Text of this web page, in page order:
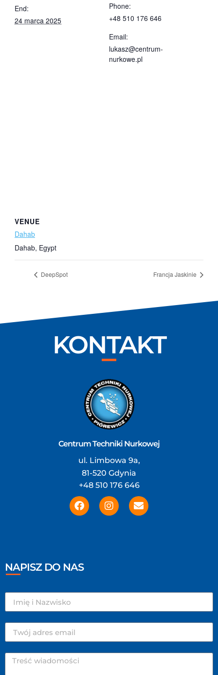
End:
24 marca 2025
Phone:
+48 510 176 646
Email:
lukasz@centrum-
nurkowe.pl
VENUE
Dahab
Dahab, Egypt
DeepSpot Francja Jaskinie
KONTAKT
Centrum Techniki Nurkowej
ul. Limbowa 9a,
81-520 Gdynia
+48 510 176 646
NAPISZ DO NAS